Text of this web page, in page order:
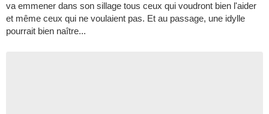
va emmener dans son sillage tous ceux qui voudront bien l'aider
et même ceux qui ne voulaient pas. Et au passage, une idylle
pourrait bien naître...